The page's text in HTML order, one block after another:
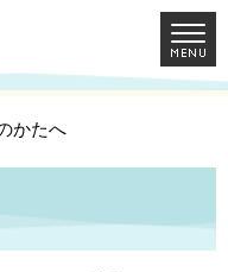
かたへ